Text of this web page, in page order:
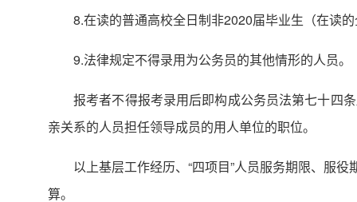
8.在读的普通高校全日制非2020届毕业生（在读
9.法律规定不得录用为公务员的其他情形的人员。
报考者不得报考录用后即构成公务员法第七十四
亲关系的人员担任领导成员的用人单位的职位。
以上基层工作经历、“四项目”人员服务期限、服
算。